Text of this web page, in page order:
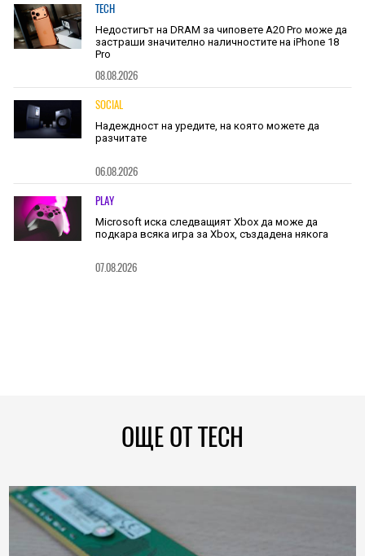
TECH
Недостигът на DRAM за чиповете A20 Pro може да
застраши значително наличностите на iPhone 18
Pro
08.08.2026
SOCIAL
Надеждност на уредите, на която можете да
разчитате
06.08.2026
PLAY
Microsoft иска следващият Xbox да може да
подкара всяка игра за Xbox, създадена някога
07.08.2026
ОЩЕ ОТ TECH